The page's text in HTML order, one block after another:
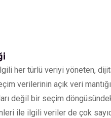
her türlü veriyi yöneten,
verilerinin açık veri
değil bir seçim
ile ilgili veriler de çok